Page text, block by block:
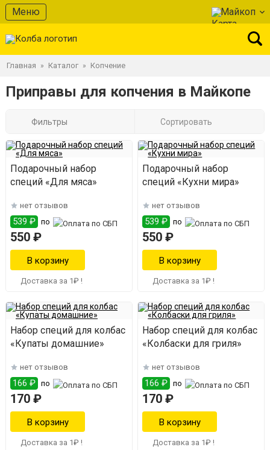
Меню Майкоп
Главная » Каталог » Копчение
Приправы для копчения в Майкопе
Фильтры Сортировать
Подарочный набор
специй «Для мяса»
нет отзывов
539 ₽ по
550 ₽
Доставка за 1₽ !
Подарочный набор
специй «Кухни мира»
нет отзывов
539 ₽ по
550 ₽
Доставка за 1₽ !
Набор специй для колбас
«Купаты домашние»
нет отзывов
166 ₽ по
170 ₽
Доставка за 1₽ !
Набор специй для колбас
«Колбаски для гриля»
нет отзывов
166 ₽ по
170 ₽
Доставка за 1₽ !